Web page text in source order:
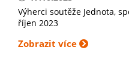
Výherci soutěže Jednota,
říjen 2023
Zobrazit více